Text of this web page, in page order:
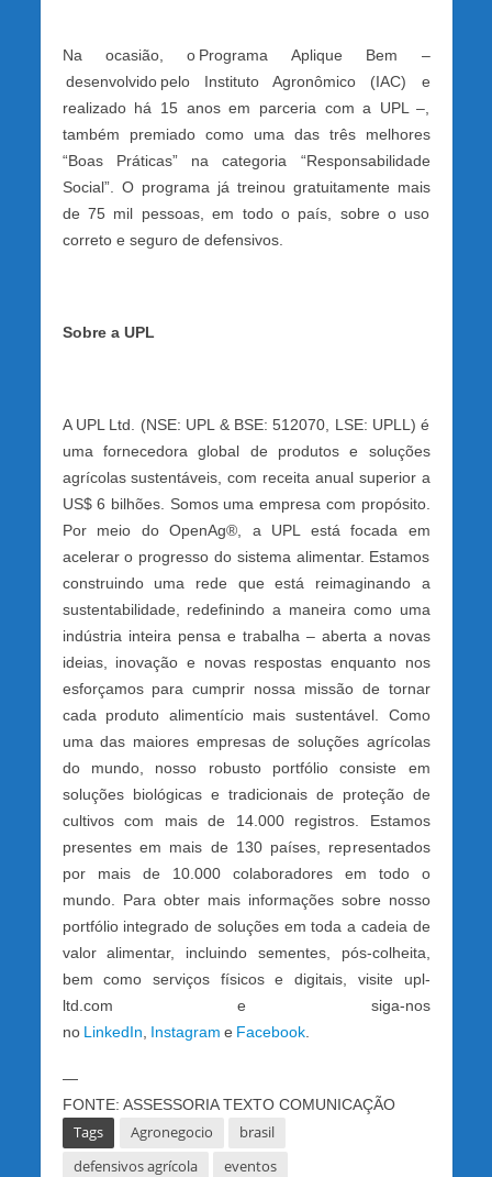
Na ocasião, o Programa Aplique Bem –
desenvolvido pelo Instituto Agronômico (IAC) e
realizado há 15 anos em parceria com a UPL –,
também premiado como uma das três melhores
“Boas Práticas” na categoria “Responsabilidade
Social”. O programa já treinou gratuitamente mais
de 75 mil pessoas, em todo o país, sobre o uso
correto e seguro de defensivos.
Sobre a UPL
A UPL Ltd. (NSE: UPL & BSE: 512070, LSE: UPLL) é
uma fornecedora global de produtos e soluções
agrícolas sustentáveis, com receita anual superior a
US$ 6 bilhões. Somos uma empresa com propósito.
Por meio do OpenAg®, a UPL está focada em
acelerar o progresso do sistema alimentar. Estamos
construindo uma rede que está reimaginando a
sustentabilidade, redefinindo a maneira como uma
indústria inteira pensa e trabalha – aberta a novas
ideias, inovação e novas respostas enquanto nos
esforçamos para cumprir nossa missão de tornar
cada produto alimentício mais sustentável. Como
uma das maiores empresas de soluções agrícolas
do mundo, nosso robusto portfólio consiste em
soluções biológicas e tradicionais de proteção de
cultivos com mais de 14.000 registros. Estamos
presentes em mais de 130 países, representados
por mais de 10.000 colaboradores em todo o
mundo. Para obter mais informações sobre nosso
portfólio integrado de soluções em toda a cadeia de
valor alimentar, incluindo sementes, pós-colheita,
bem como serviços físicos e digitais, visite upl-
ltd.com e siga-nos
no LinkedIn Instagram e Facebook.
—
FONTE: ASSESSORIA TEXTO COMUNICAÇÃO
Tags Agronegocio
brasil
defensivos agrícola
eventos